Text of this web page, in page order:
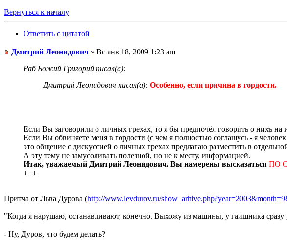
Вернуться к началу
Ответить с цитатой
Дмитрий Леонидович » Вс янв 18, 2009 1:23 am
Раб Божий Григорий писал(а):
Дмитрий Леонидович писал(а): Особенно, если причина в гордости.
Если Вы заговорили о личных грехах, то я бы предпочёл говорить о нихъ на
Если Вы обвиняете меня в гордости (с чем я полностью соглашусь - я
это общение с дискуссией о личных грехах предлагаю разместить в
А эту тему не замусоливать полезной, но не к месту, информацией.
Итак, уважаемый Дмитрий Леонидович, Вы намерены высказаться ПО
+++
Притча от Льва Дурова (http://www.levdurov.ru/
"Когда я нарушаю, останавливают, конечно. Выхожу из машины, у гаишника сразу
- Ну, Дуров, что будем делать?